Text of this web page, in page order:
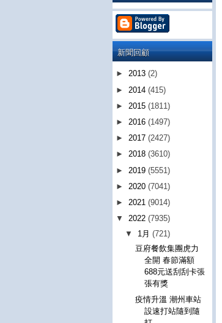
新聞回顧
► 2013 (2)
► 2014 (415)
► 2015 (1811)
► 2016 (1497)
► 2017 (2427)
► 2018 (3610)
► 2019 (5551)
► 2020 (7041)
► 2021 (9014)
▼ 2022 (7935)
▼ 1月(721)
豆府餐飲集團虎力
全開 春節滿額
688元送刮刮卡張
張有獎
疫情升溫 潮州車站
設速打站隨到隨